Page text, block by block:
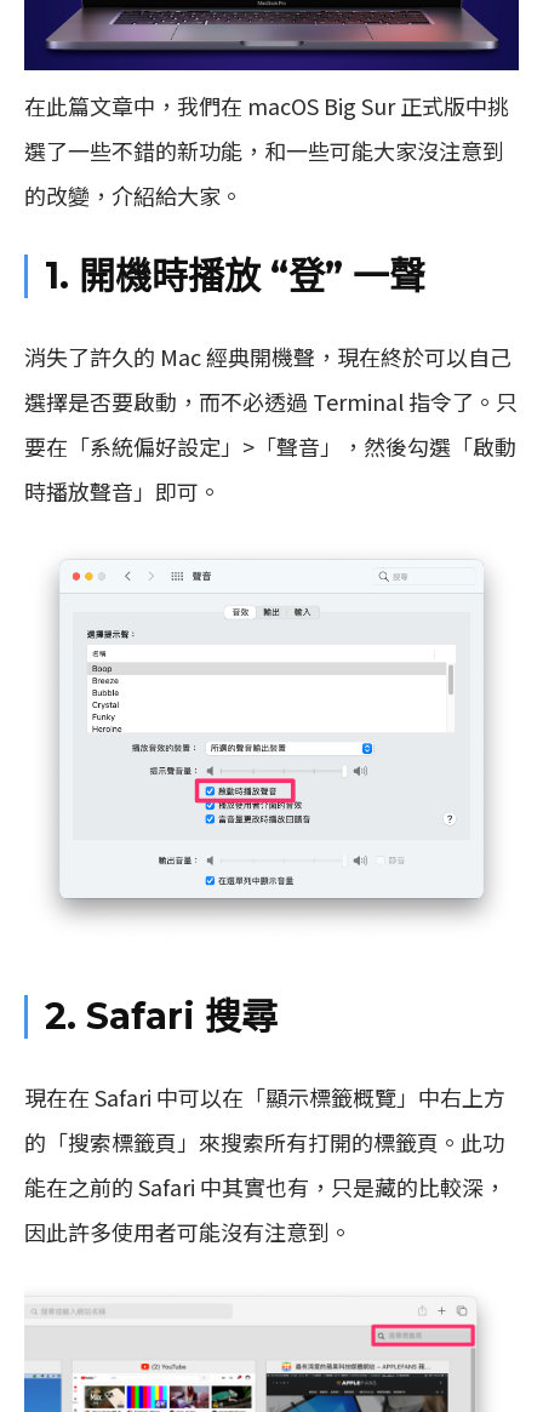
在此篇文章中，我們在 macOS Big Sur 正式版中挑
選了一些不錯的新功能，和一些可能大家沒注意到
的改變，介紹給大家。
1. 開機時播放 “登” 一聲
消失了許久的 Mac 經典開機聲，現在終於可以自己
選擇是否要啟動，而不必透過 Terminal 指令了。只
要在「系統偏好設定」>「聲音」，然後勾選「啟動
時播放聲音」即可。
2. Safari 搜尋
現在在 Safari 中可以在「顯示標籤概覽」中右上方
的「搜索標籤頁」來搜索所有打開的標籤頁。此功
能在之前的 Safari 中其實也有，只是藏的比較深，
因此許多使用者可能沒有注意到。